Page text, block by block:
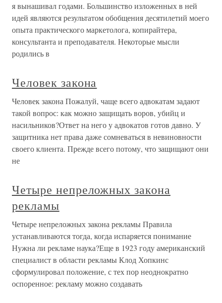
я вынашивал годами. Большинство изложенных в ней
идей являются результатом обобщения десятилетий моего
опыта практического маркетолога, копирайтера,
консультанта и преподавателя. Некоторые мысли
родились в
Человек закона
Человек закона Пожалуй, чаще всего адвокатам задают
такой вопрос: как можно защищать воров, убийц и
насильников?Ответ на него у адвокатов готов давно. У
защитника нет права даже сомневаться в невиновности
своего клиента. Прежде всего потому, что защищают они
не
Четыре непреложных закона
рекламы
Четыре непреложных закона рекламы Правила
устанавливаются тогда, когда испаряется понимание
Нужна ли рекламе наука?Еще в 1923 году американский
специалист в области рекламы Клод Хопкинс
сформулировал положение, с тех пор неоднократно
оспоренное: рекламу можно создавать